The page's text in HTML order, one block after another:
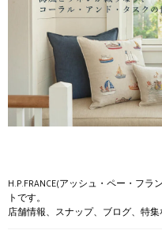
H.P.FRANCE(アッシュ・ペー・フ
トです。
店舗情報、スナップ、ブログ、特集